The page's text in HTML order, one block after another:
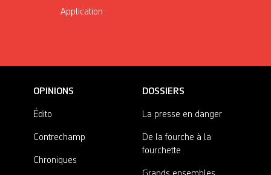
Application
OPINIONS
Édito
Contrechamp
Chroniques
DOSSIERS
La presse en danger
De la fourche à la
fourchette